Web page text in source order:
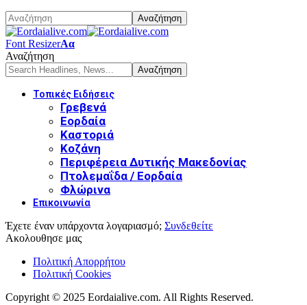
Font ResizerΑα
Αναζήτηση
Τοπικές Ειδήσεις
Γρεβενά
Εορδαία
Καστοριά
Κοζάνη
Περιφέρεια Δυτικής Μακεδονίας
Πτολεμαΐδα / Εορδαία
Φλώρινα
Επικοινωνία
Έχετε έναν υπάρχοντα λογαριασμό; Συνδεθείτε
Ακολουθησε μας
Πολιτική Απορρήτου
Πολιτική Cookies
Copyright © 2025 Eordaialive.com. All Rights Reserved.